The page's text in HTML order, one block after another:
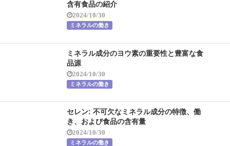
含有食品の紹介
2024/10/30
ミネラルの働き
ミネラル成分のヨウ素の重要性と豊富な食
品源
2024/10/30
ミネラルの働き
セレン: 不可欠なミネラル成分の特徴、働
き、および食品の含有量
2024/10/30
ミネラルの働き